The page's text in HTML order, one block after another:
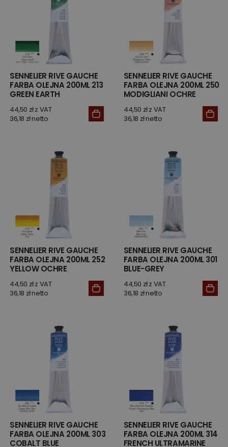
SENNELIER RIVE GAUCHE
FARBA OLEJNA 200ML 213
GREEN EARTH
44,50 zł z VAT
36,18 zł netto
SENNELIER RIVE GAUCHE
FARBA OLEJNA 200ML 250
MODIGLIANI OCHRE
44,50 zł z VAT
36,18 zł netto
SENNELIER RIVE GAUCHE
FARBA OLEJNA 200ML 252
YELLOW OCHRE
44,50 zł z VAT
36,18 zł netto
SENNELIER RIVE GAUCHE
FARBA OLEJNA 200ML 301
BLUE-GREY
44,50 zł z VAT
36,18 zł netto
SENNELIER RIVE GAUCHE
FARBA OLEJNA 200ML 303
COBALT BLUE
SENNELIER RIVE GAUCHE
FARBA OLEJNA 200ML 314
FRENCH ULTRAMARINE